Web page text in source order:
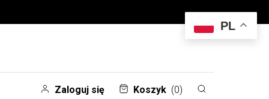
Zaloguj się Koszyk (0)
PL